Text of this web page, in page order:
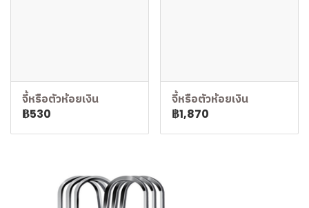
จี้หรือตัวห้อยเงิน
฿530
จี้หรือตัวห้อยเงิน
฿1,870